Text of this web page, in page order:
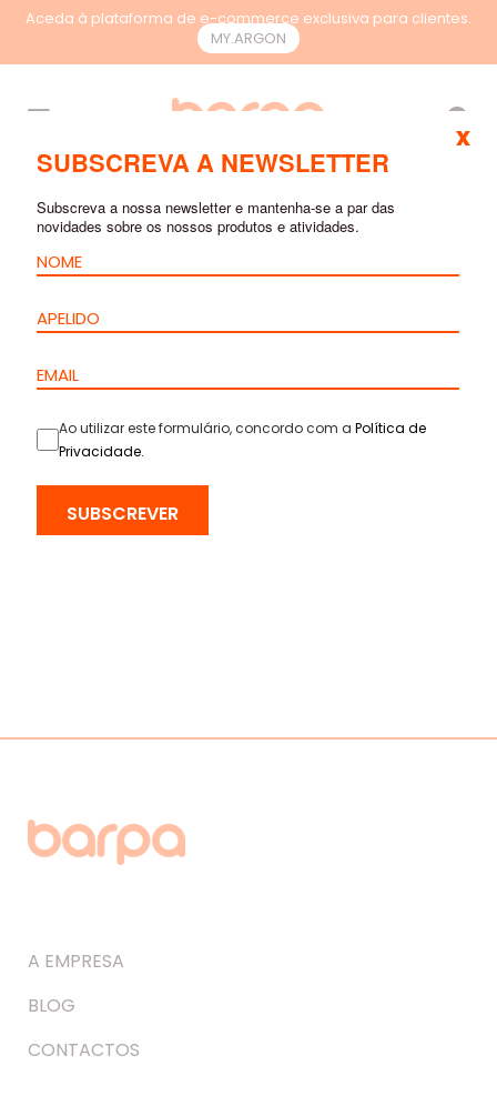
Aceda à plataforma de e-commerce exclusiva para clientes.
MY.ARGON
RESULTADOS DE
PESQUISA
Rack
Norma 2
A EMPRESA
BLOG
CONTACTOS
SUBSCREVA A NEWSLETTER
Subscreva a nossa newsletter e mantenha-se a par das
novidades sobre os nossos produtos e atividades.
Ao utilizar este formulário, concordo com a Política de
Privacidade.
SUBSCREVER
x